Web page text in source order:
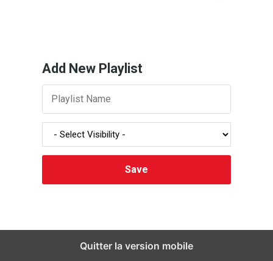
Add New Playlist
Quitter la version mobile